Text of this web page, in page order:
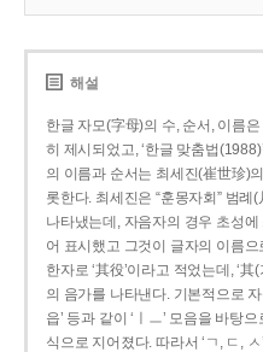
해설
한글 자모(字母)의 수, 순서, 이름
히 제시되었고, ‘한글 맞춤법
의 이름과 순서는 최세진(崔世珍)
롯한다. 최세진은 “훈몽자회” 범
나타냈는데, 자음자의 경우 초성
어 표시했고 그것이 글자의 이름으
한자로 ‘其役’이라고 적었는데, ‘其
의 음가를 나타낸다. 기본적으로
읍’ 등과 같이 ‘ㅣㅡ’ 모음을 바탕
식으로 지어졌다. 따라서 ‘ㄱ, ㄷ,